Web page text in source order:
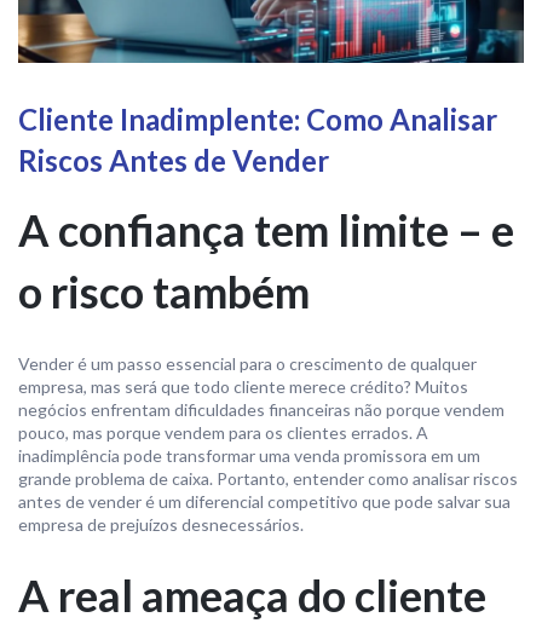
Cliente Inadimplente: Como Analisar
Riscos Antes de Vender
A confiança tem limite – e
o risco também
Vender é um passo essencial para o crescimento de qualquer
empresa, mas será que todo cliente merece crédito? Muitos
negócios enfrentam dificuldades financeiras não porque vendem
pouco, mas porque vendem para os clientes errados. A
inadimplência pode transformar uma venda promissora em um
grande problema de caixa. Portanto, entender como analisar riscos
antes de vender é um diferencial competitivo que pode salvar sua
empresa de prejuízos desnecessários.
A real ameaça do cliente